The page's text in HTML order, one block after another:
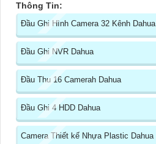
Thông Tin:
Đầu Ghi Hình Camera 32 Kênh Dahua
Đầu Ghi NVR Dahua
Đầu Thu 16 Camerah Dahua
Đầu Ghi 4 HDD Dahua
Camera Thiết kế Nhựa Plastic Dahua